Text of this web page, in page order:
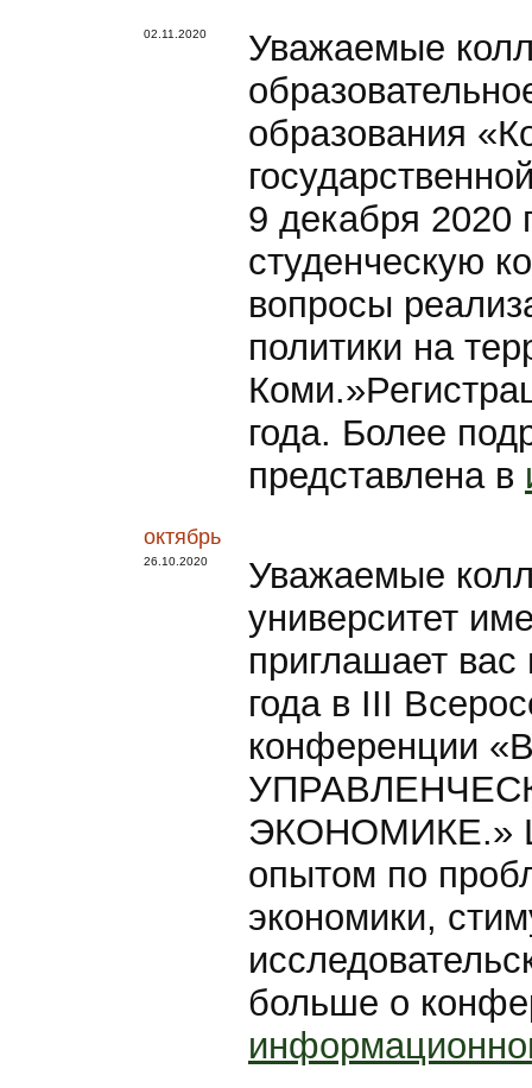
02.11.2020
Уважаемые
образования
9 декабря 2020
студенческую
вопросы
политики на
года. Более
представлена в
октябрь
26.10.2020
Уважаемые
университет
приглашает вас
года в III
конференции
ЭКОНОМИКЕ.»
опытом по
экономики,
больше о